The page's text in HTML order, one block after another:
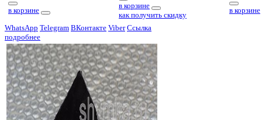
в корзине
в корзине
как получить скидку
в корзине
WhatsApp Telegram ВКонтакте Viber Ссылка
подробнее